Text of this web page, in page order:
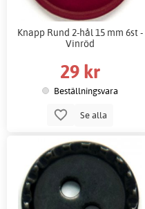
Knapp Rund 2-hål 15 mm 6st -
Vinröd
29 kr
Beställningsvara
Se alla